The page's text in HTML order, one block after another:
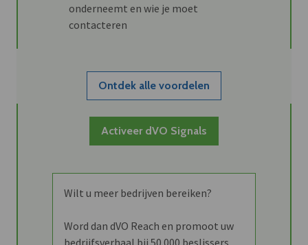
onderneemt en wie je moet
contacteren
Ontdek alle voordelen
Activeer dVO Signals
Wilt u meer bedrijven bereiken?
Word dan dVO Reach en promoot uw